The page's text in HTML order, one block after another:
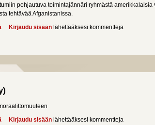
pohjautuva toimintajännäri ryhmästä
tehtävää Afganistanissa.
about Lone Survivor
Kirjaudu sisään lähettääksesi kommentteja
about Rampart (Blu-ray)
Kirjaudu sisään lähettääksesi kommentteja